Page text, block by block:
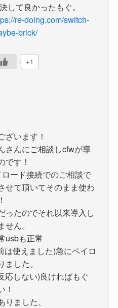
して良かったもぐ。
re-doing.com/switch-
brick/
+1
ざいます！
さんにご相談しcfwが導
です！
ード接続でのご相談で
せて頂いてそのまま使わ
ったのでそれ以来導入し
ん。
usbも正常
使えました)急にペイロ
した。
応しない)良ければもぐ
！
ました、